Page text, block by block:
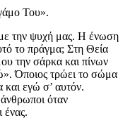
Του».
την ψυχή μας. Η ένωση
το πράγμα; Στη Θεία
την σάρκα και πίνων
Όποιος τρώει το σώμα
και εγώ σ’ αυτόν.
όταν
ένας.